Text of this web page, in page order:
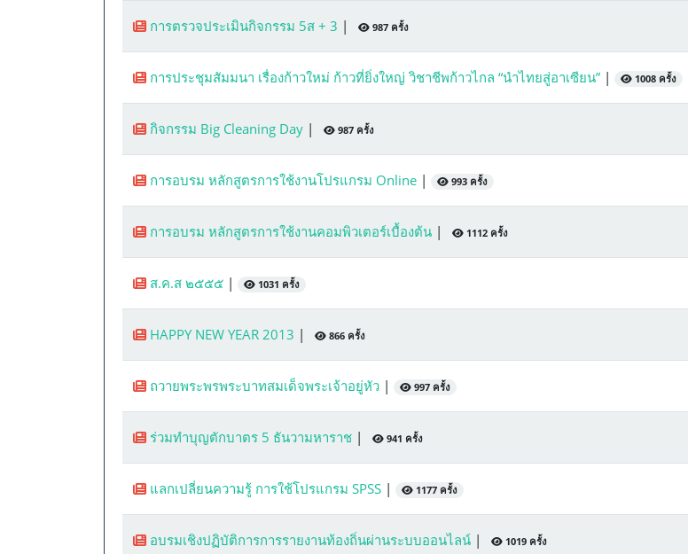
การตรวจประเมินกิจกรรม 5ส + 3 | 987 ครั้ง
การประชุมสัมมนา เรื่องก้าวใหม่ ก้าวที่ยิ่งใหญ่ วิชาชีพก้าวไกล “นำไทยสู่อาเซียน” | 1008 ครั้ง
กิจกรรม Big Cleaning Day | 987 ครั้ง
การอบรม หลักสูตรการใช้งานโปรแกรม Online | 993 ครั้ง
การอบรม หลักสูตรการใช้งานคอมพิวเตอร์เบื้องต้น | 1112 ครั้ง
ส.ค.ส ๒๕๕๕ | 1031 ครั้ง
HAPPY NEW YEAR 2013 | 866 ครั้ง
ถวายพระพรพระบาทสมเด็จพระเจ้าอยู่หัว | 997 ครั้ง
ร่วมทำบุญตักบาตร 5 ธันวามหาราช | 941 ครั้ง
แลกเปลี่ยนความรู้ การใช้โปรแกรม SPSS | 1177 ครั้ง
อบรมเชิงปฏิบัติการการรายงานท้องถิ่นผ่านระบบออนไลน์ | 1019 ครั้ง